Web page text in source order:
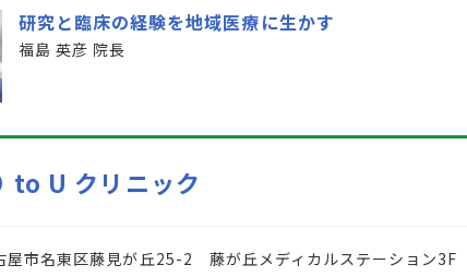
研究と臨床の経験を地域医療に生かす
福島 英彦 院長
to U クリニック
屋市名東区藤見が丘25-2 藤が丘メディカルステーション3F